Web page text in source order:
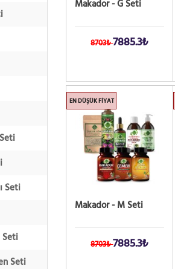
Seti
Seti
Seti
Makador - G Seti
8703₺7885.3₺
EN DÜŞÜK FIYAT
Makador - M Seti
8703₺7885.3₺